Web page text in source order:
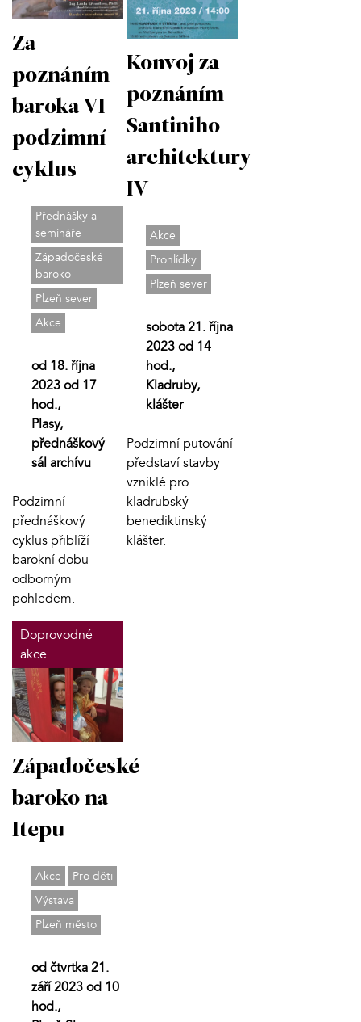
Za
poznáním
baroka VI -
podzimní
cyklus
Přednášky a
semináře
Západočeské
baroko
Plzeň sever
Akce
od 18. října
2023 od 17
hod.,
Plasy,
přednáškový
sál archívu
Podzimní
přednáškový
cyklus přiblíží
barokní dobu
odborným
pohledem.
Konvoj za
poznáním
Santiniho
architektury
IV
Akce
Prohlídky
Plzeň sever
sobota 21. října
2023 od 14
hod.,
Kladruby,
klášter
Podzimní putování
představí stavby
vzniklé pro
kladrubský
benediktinský
klášter.
Doprovodné
akce
Západočeské
baroko na
Itepu
Akce
Pro děti
Výstava
Plzeň město
od čtvrtka 21.
září 2023 od 10
hod.,